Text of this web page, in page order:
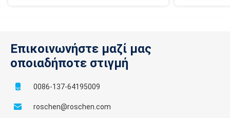
Επικοινωνήστε μαζί μας
οποιαδήποτε στιγμή
0086-137-64195009
roschen@roschen.com